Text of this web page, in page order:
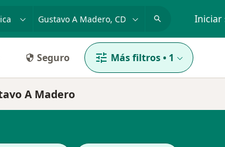
o nombre Iniciar
Seguro Más filtros• 1
A Madero